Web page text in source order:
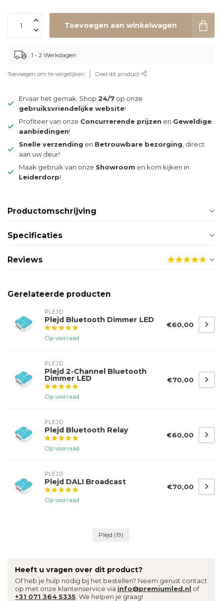
Toevoegen aan winkelwagen
1 - 2 Werkdagen
Toevoegen om te vergelijken Deel dit product
Ervaar het gemak: Shop 24/7 op onze
gebruiksvriendelijke website!
Profiteer van onze Concurrerende prijzen en Geweldige
aanbiedingen!
Snelle verzending en Betrouwbare bezorging , direct
aan uw deur!
Maak gebruik van onze Showroom en kom kijken in
Leiderdorp!
Productomschrijving
Specificaties
Reviews
Gerelateerde producten
PLEJD
Plejd Bluetooth Dimmer LED
Op voorraad
€60,00
PLEJD
Plejd 2-Channel Bluetooth
Dimmer LED
Op voorraad
€70,00
PLEJD
Plejd Bluetooth Relay
Op voorraad
€60,00
PLEJD
Plejd DALI Broadcast
Op voorraad
€70,00
Plejd (19)
Heeft u vragen over dit product?
Of heb je hulp nodig bij het bestellen? Neem gerust contact
op met onze klantenservice via info@premiumled.nl of
+31 071 364 5335 . We helpen je graag!